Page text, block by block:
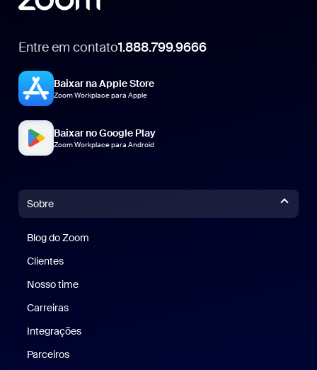
Entre em contato1.888.799.9666
Baixar na Apple Store
Zoom Workplace para Apple
Baixar no Google Play
Zoom Workplace para Android
Sobre
Blog do Zoom
Clientes
Nosso time
Carreiras
Integrações
Parceiros